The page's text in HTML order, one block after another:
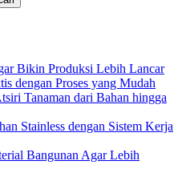
Bikin Produksi Lebih Lancar
dengan Proses yang Mudah
Tanaman dari Bahan hingga
Stainless dengan Sistem Kerja
Bangunan Agar Lebih